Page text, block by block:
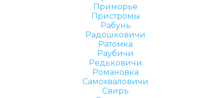
Приморье
Пристромы
Рабунь
Радошковичи
Ратомка
Раубичи
Редьковичи
Романовка
Самохваловичи
Свирь